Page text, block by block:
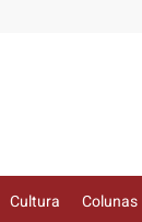
Cultura Colunas